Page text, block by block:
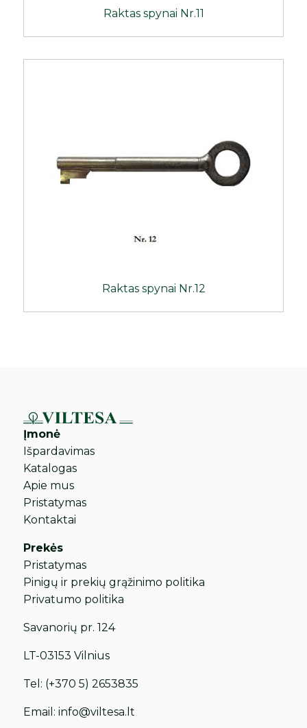
Raktas spynai Nr.11
Raktas spynai Nr.12
Įmonė
Išpardavimas
Katalogas
Apie mus
Pristatymas
Kontaktai
Prekės
Pristatymas
Pinigų ir prekių grąžinimo politika
Privatumo politika
Savanorių pr. 124
LT-03153 Vilnius
Tel: (+370 5) 2653835
Email:info@viltesa.lt